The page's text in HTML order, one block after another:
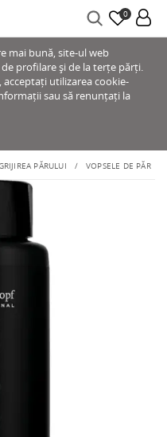
0
mai bună, site-ul web
profilare și de la terțe părți.
utilizarea cookie-
sau să renunțați la
PĂRULUI VOPSELE DE PĂR